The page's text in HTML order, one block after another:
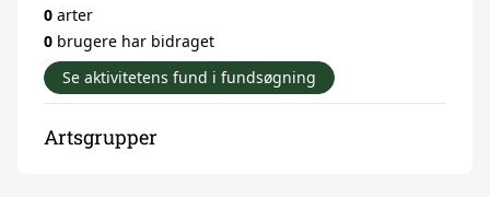
0 arter
0 brugere har bidraget
Se aktivitetens fund i fundsøgning
Artsgrupper